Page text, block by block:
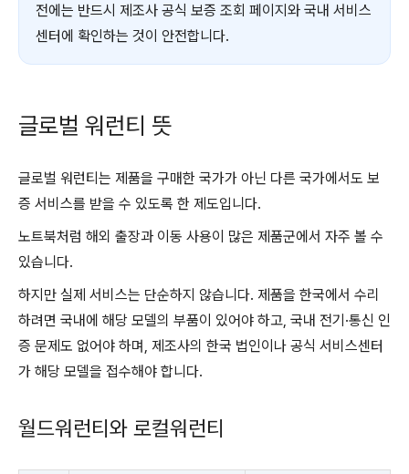
전에는 반드시 제조사 공식 보증 조회 페이지와 국내 서비스
센터에 확인하는 것이 안전합니다.
글로벌 워런티 뜻
글로벌 워런티는 제품을 구매한 국가가 아닌 다른 국가에서도 보
증 서비스를 받을 수 있도록 한 제도입니다.
노트북처럼 해외 출장과 이동 사용이 많은 제품군에서 자주 볼 수
있습니다.
하지만 실제 서비스는 단순하지 않습니다. 제품을 한국에서 수리
하려면 국내에 해당 모델의 부품이 있어야 하고, 국내 전기·통신 인
증 문제도 없어야 하며, 제조사의 한국 법인이나 공식 서비스센터
가 해당 모델을 접수해야 합니다.
월드워런티와 로컬워런티